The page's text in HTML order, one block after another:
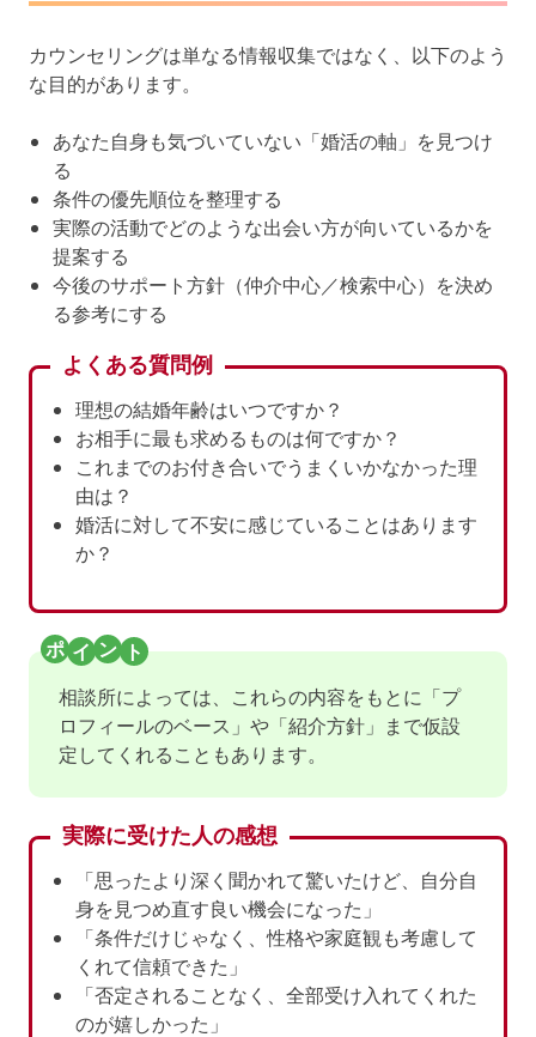
カウンセリングは単なる情報収集ではなく、以下のよう
な目的があります。
あなた自身も気づいていない「婚活の軸」を見つけ
る
条件の優先順位を整理する
実際の活動でどのような出会い方が向いているかを
提案する
今後のサポート方針（仲介中心／検索中心）を決め
る参考にする
よくある質問例
理想の結婚年齢はいつですか？
お相手に最も求めるものは何ですか？
これまでのお付き合いでうまくいかなかった理
由は？
婚活に対して不安に感じていることはあります
か？
相談所によっては、これらの内容をもとに「プ
ロフィールのベース」や「紹介方針」まで仮設
定してくれることもあります。
実際に受けた人の感想
「思ったより深く聞かれて驚いたけど、自分自
身を見つめ直す良い機会になった」
「条件だけじゃなく、性格や家庭観も考慮して
くれて信頼できた」
「否定されることなく、全部受け入れてくれた
のが嬉しかった」